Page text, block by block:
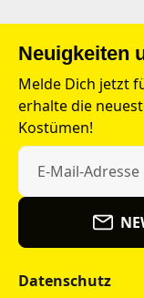
Neuigkeiten
Melde Dich jetzt
erhalte die
Kostümen!
Datenschutz